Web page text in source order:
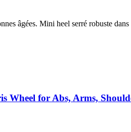
âgées. Mini heel serré robuste
Wheel for Abs, Arms,